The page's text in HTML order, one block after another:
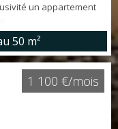
un appartement
de la gare de Lozère,
situé au
ouvrant sur balcon,
et WC. Une place
64 36 72 49
50 m²
1 100 €/mois